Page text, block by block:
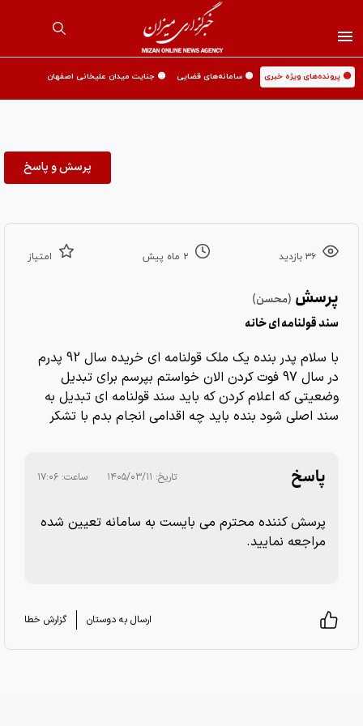
🟡 پرونده‌های ویژه خبری 🟡 سامانه‌های قضایی 🟡 جنایت میدان علیخانی اصفهان
پرسش و پاسخ
امتیاز
پرسش (محسن)
سند قولنامه ای خانه
با سلام پدر بنده یک ملک قولنامه ای خریده سال 92 پدرم
در سال 97 فوت کردن الان خواستم بپرسم برای تبدیل
وضعیتی که اعلام کردن که باید سند قولنامه ای تبدیل به
سند اصلی شود بنده باید چه اقدامی انجام بدم با تشکر
پاسخ تاریخ: ۱۴۰۵/۰۳/۱۱ ساعت: ۱۷:۰۶
پرسش کننده محترم می بایست به سامانه تعیین شده
مراجعه نمایید.
ارسال به دوستان گزارش خطا